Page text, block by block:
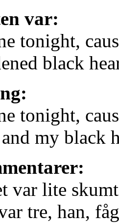
var:
tonight,
black
tonight,
my black
var lite
tre, han,